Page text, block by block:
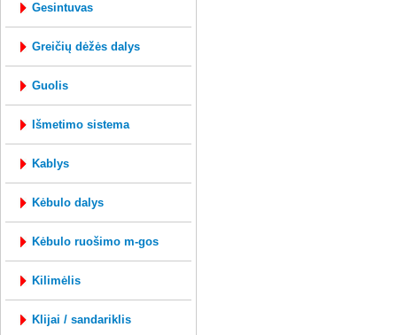
gesintuvas
greičių dėžės dalys
guolis
išmetimo sistema
kablys
kėbulo dalys
kėbulo ruošimo m-gos
kilimėlis
klijai / sandariklis